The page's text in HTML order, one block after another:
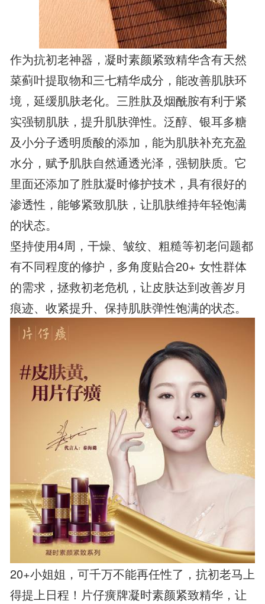
作为抗初老神器，凝时素颜紧致精华含有天然
菜蓟叶提取物和三七精华成分，能改善肌肤环
境，延缓肌肤老化。三胜肽及烟酰胺有利于紧
实强韧肌肤，提升肌肤弹性。泛醇、银耳多糖
及小分子透明质酸的添加，能为肌肤补充充盈
水分，赋予肌肤自然通透光泽，强韧肤质。它
里面还添加了胜肽凝时修护技术，具有很好的
渗透性，能够紧致肌肤，让肌肤维持年轻饱满
的状态。
坚持使用4周，干燥、皱纹、粗糙等初老问题都
有不同程度的修护，多角度贴合20+ 女性群体
的需求，拯救初老危机，让皮肤达到改善岁月
痕迹、收紧提升、保持肌肤弹性饱满的状态。
20+小姐姐，可千万不能再任性了，抗初老马上
得提上日程！片仔癀牌凝时素颜紧致精华，让